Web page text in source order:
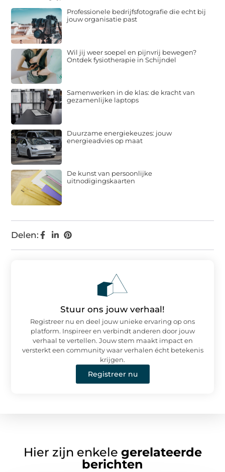
Delen:
Professionele bedrijfsfotografie die echt bij
jouw organisatie past
Wil jij weer soepel en pijnvrij bewegen?
Ontdek fysiotherapie in Schijndel
Samenwerken in de klas: de kracht van
gezamenlijke laptops
Duurzame energiekeuzes: jouw
energieadvies op maat
De kunst van persoonlijke
uitnodigingskaarten
Stuur ons jouw verhaal!
Registreer nu en deel jouw unieke ervaring op ons
platform. Inspireer en verbindt anderen door jouw
verhaal te vertellen. Jouw stem maakt impact en
versterkt een community waar verhalen écht betekenis
krijgen.
Registreer nu
Hier zijn enkele gerelateerde
berichten